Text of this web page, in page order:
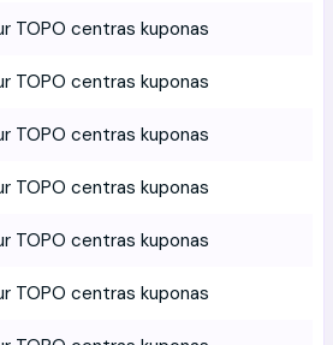
TOPO centras kuponas
TOPO centras kuponas
TOPO centras kuponas
TOPO centras kuponas
TOPO centras kuponas
TOPO centras kuponas